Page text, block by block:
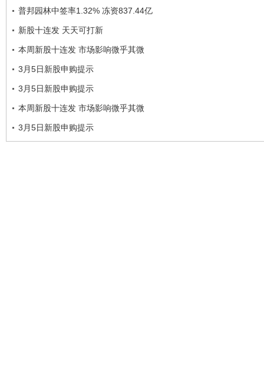
普邦园林中签率1.32% 冻资837.44亿
新股十连发 天天可打新
本周新股十连发 市场影响微乎其微
3月5日新股申购提示
3月5日新股申购提示
本周新股十连发 市场影响微乎其微
3月5日新股申购提示